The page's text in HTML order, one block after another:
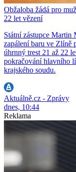
Obžaloba žádá pro
22 let vězení
Státní zástupce Martin
zapálení baru ve Zlíně
úhrnný trest 21 až 22
pokračování hlavního
krajského soudu.
Aktuálně.cz - Zprávy
dnes, 10:44
Reklama